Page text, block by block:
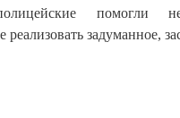
помогли
реализовать задуманное,